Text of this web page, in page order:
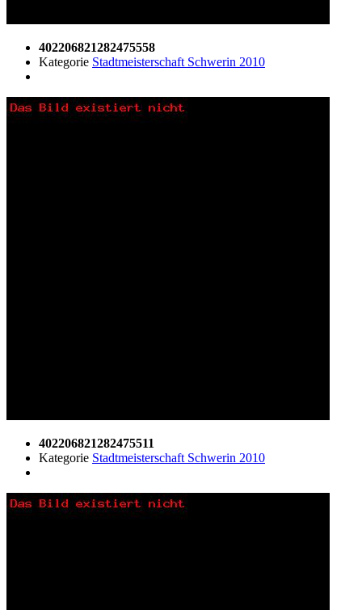
402206821282475558
Kategorie Stadtmeisterschaft Schwerin 2010
402206821282475511
Kategorie Stadtmeisterschaft Schwerin 2010